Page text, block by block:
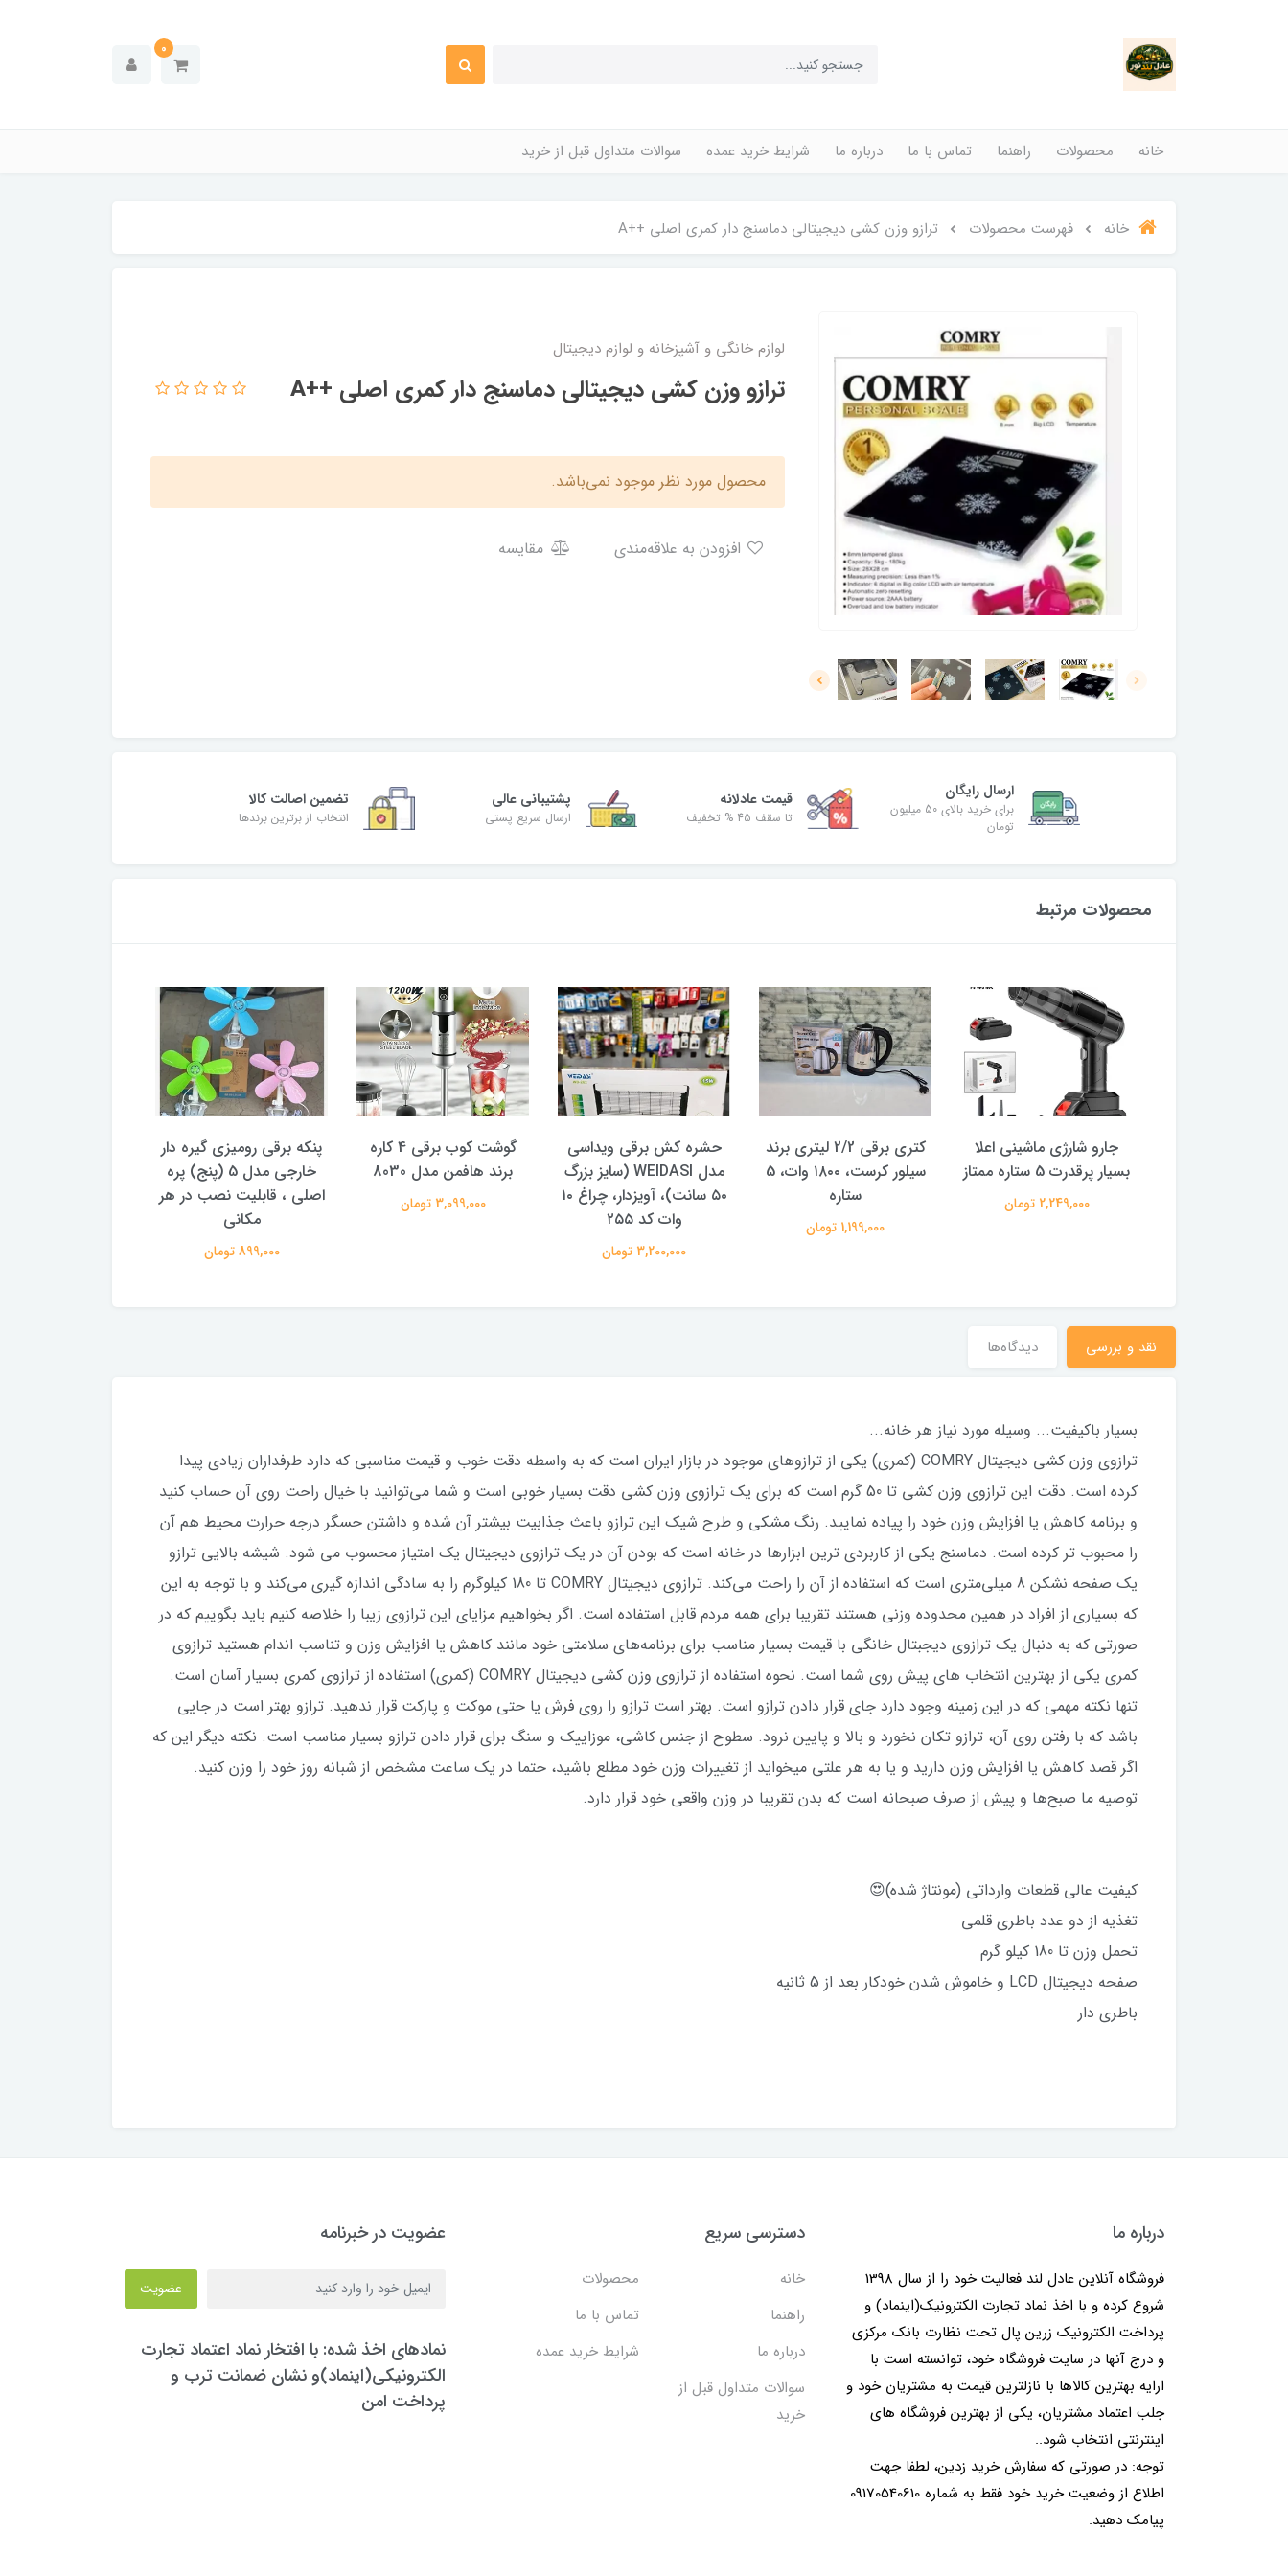
0
خانه محصولات راهنما تماس با ما درباره ما شرایط خرید عمده سوالات متداول قبل از خرید
خانه فهرست محصولات ترازو وزن کشی دیجیتالی دماسنج دار کمری اصلی ++A
لوازم خانگی و آشپزخانه و لوازم دیجیتال
ترازو وزن کشی دیجیتالی دماسنج دار کمری اصلی ++A
محصول مورد نظر موجود نمی‌باشد.
مقایسه
ارسال رایگان
برای خرید بالای 50 میلیون
تومان
قیمت عادلانه
تا سقف 45 % تخفیف
پشتیبانی عالی
ارسال سریع پستی
تضمین اصالت کالا
انتخاب از برترین برندها
محصولات مرتبط
جارو شارژی ماشینی اعلا
بسیار پرقدرت 5 ستاره ممتاز
2,249,000 تومان
کتری برقی 2/2 لیتری برند
سیلور کرست، ۱۸۰۰ وات، 5
ستاره
1,199,000 تومان
حشره کش برقی ویداسی
مدل WEIDASI (سایز بزرگ
۵۰ سانت)، آویزدار، چراغ ۱۰
وات کد ۲۵۵
3,200,000 تومان
گوشت کوب برقی 4 کاره
برند هافمن مدل 8030
3,099,000 تومان
پنکه برقی رومیزی گیره دار
خارجی مدل 5 (پنج) پره
اصلی ، قابلیت نصب در هر
مکانی
899,000 تومان
نقد و بررسی دیدگاه‌ها
بسیار باکیفیت... وسیله مورد نیاز هر خانه...
ترازوی وزن کشی دیجیتال COMRY (کمری) یکی از ترازوهای موجود در بازار ایران است که به واسطه دقت خوب و قیمت مناسبی که دارد طرفداران زیادی پیدا
کرده است. دقت این ترازوی وزن کشی تا 50 گرم است که برای یک ترازوی وزن کشی دقت بسیار خوبی است و شما می‌توانید با خیال راحت روی آن حساب کنید
و برنامه کاهش یا افزایش وزن خود را پیاده نمایید. رنگ مشکی و طرح شیک این ترازو باعث جذابیت بیشتر آن شده و داشتن حسگر درجه حرارت محیط هم آن
را محبوب تر کرده است. دماسنج یکی از کاربردی ترین ابزارها در خانه است که بودن آن در یک ترازوی دیجیتال یک امتیاز محسوب می شود. شیشه بالایی ترازو
یک صفحه نشکن 8 میلی‌متری است که استفاده از آن را راحت می‌کند. ترازوی دیجیتال COMRY تا 180 کیلوگرم را به سادگی اندازه گیری می‌کند و با توجه به این
که بسیاری از افراد در همین محدوده وزنی هستند تقریبا برای همه مردم قابل استفاده است. اگر بخواهیم مزایای این ترازوی زیبا را خلاصه کنیم باید بگوییم که در
صورتی که به دنبال یک ترازوی دیجبتال خانگی با قیمت بسیار مناسب برای برنامه‌های سلامتی خود مانند کاهش یا افزایش وزن و تناسب اندام هستید ترازوی
کمری یکی از بهترین انتخاب های پیش روی شما است. نحوه استفاده از ترازوی وزن کشی دیجیتال COMRY (کمری) استفاده از ترازوی کمری بسیار آسان است.
تنها نکته مهمی که در این زمینه وجود دارد جای قرار دادن ترازو است. بهتر است ترازو را روی فرش یا حتی موکت و پارکت قرار ندهید. ترازو بهتر است در جایی
باشد که با رفتن روی آن، ترازو تکان نخورد و بالا و پایین نرود. سطوح از جنس کاشی، موزاییک و سنگ برای قرار دادن ترازو بسیار مناسب است. نکته دیگر این که
اگر قصد کاهش یا افزایش وزن دارید و یا به هر علتی میخواید از تغییرات وزن خود مطلع باشید، حتما در یک ساعت مشخص از شبانه روز خود را وزن کنید.
توصیه ما صبح‌ها و پیش از صرف صبحانه است که بدن تقریبا در وزن واقعی خود قرار دارد.
کیفیت عالی قطعات وارداتی (مونتاژ شده)😍
تغذیه از دو عدد باطری قلمی
تحمل وزن تا 180 کیلو گرم
صفحه دیجیتال LCD و خاموش شدن خودکار بعد از 5 ثانیه
باطری دار
درباره ما
فروشگاه آنلاین عادل لند فعالیت خود را از سال 1398
شروع کرده و با اخذ نماد تجارت الکترونیک(اینماد) و
پرداخت الکترونیک زرین پال تحت نظارت بانک مرکزی
و درج آنها در سایت فروشگاه خود، توانسته است با
ارایه بهترین کالاها با نازلترین قیمت به مشتریان خود و
جلب اعتماد مشتریان، یکی از بهترین فروشگاه های
اینترنتی انتخاب شود..
توجه: در صورتی که سفارش خرید زدین، لطفا جهت
اطلاع از وضعیت خرید خود فقط به شماره 09170540610
پیامک دهید.
دسترسی سریع
خانه
محصولات
راهنما
تماس با ما
درباره ما
شرایط خرید عمده
سوالات متداول قبل از
خرید
عضویت در خبرنامه
عضویت
نمادهای اخذ شده: با افتخار نماد اعتماد تجارت
الکترونیکی(اینماد)و نشان ضمانت ترب و
پرداخت امن